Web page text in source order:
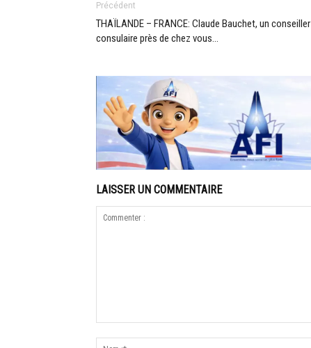
Précédent
THAÏLANDE – FRANCE: Claude Bauchet, un conseiller
consulaire près de chez vous…
LAISSER UN COMMENTAIRE